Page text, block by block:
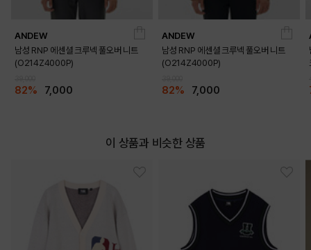
ANDEW
남성 RNP 에센셜 크루넥 풀오버 니트
(O214Z4000P)
82% 7,000
ANDEW
남성 RNP 에센셜 크루넥 풀오버 니트
(O214Z4000P)
82% 7,000
이 상품과 비슷한 상품